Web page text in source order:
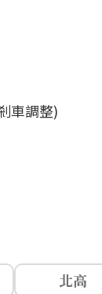
車調整)
北高